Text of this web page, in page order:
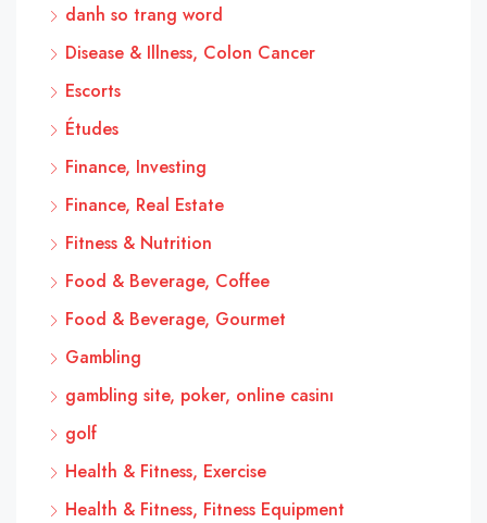
danh so trang word
Disease & Illness, Colon Cancer
Escorts
Études
Finance, Investing
Finance, Real Estate
Fitness & Nutrition
Food & Beverage, Coffee
Food & Beverage, Gourmet
Gambling
gambling site, poker, online casinı
golf
Health & Fitness, Exercise
Health & Fitness, Fitness Equipment